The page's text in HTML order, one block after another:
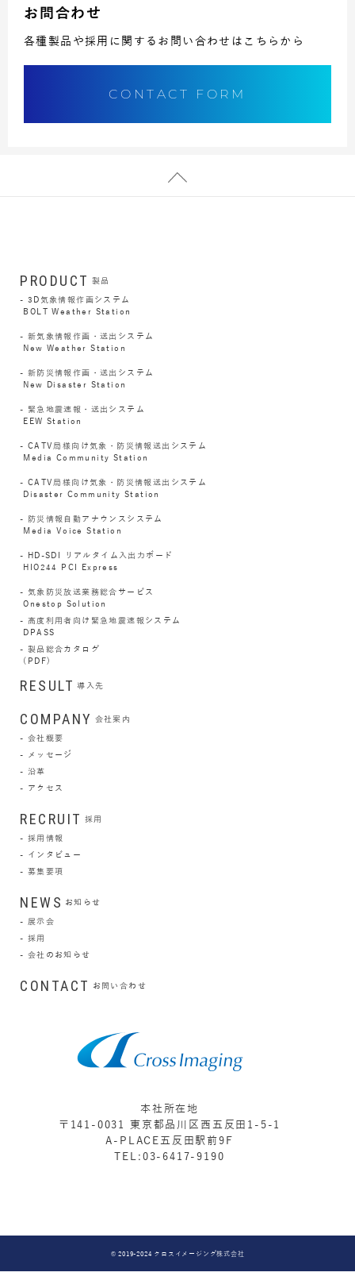
お問合わせ
各種製品や採用に関するお問い合わせはこちらから
CONTACT FORM
本社所在地
〒141-0031 東京都品川区西五反田1-5-1
A-PLACE五反田駅前9F
TEL:03-6417-9190
PRODUCT 製品
3D気象情報作画システム
BOLT Weather Station
新気象情報作画・送出システム
New Weather Station
新防災情報作画・送出システム
New Disaster Station
緊急地震速報・送出システム
EEW Station
CATV局様向け気象・防災情報送出システム
Media Community Station
CATV局様向け気象・防災情報送出システム
Disaster Community Station
防災情報自動アナウンスシステム
Media Voice Station
HD-SDI リアルタイム入出力ボード
HIO244 PCI Express
気象防災放送業務総合サービス
Onestop Solution
高度利用者向け緊急地震速報システム
DPASS
製品総合カタログ
(PDF)
RESULT 導入先
COMPANY 会社案内
会社概要
メッセージ
沿革
アクセス
RECRUIT 採用
採用情報
インタビュー
募集要項
NEWS お知らせ
展示会
採用
会社のお知らせ
CONTACT お問い合わせ
© 2019-2024 クロスイメージング株式会社